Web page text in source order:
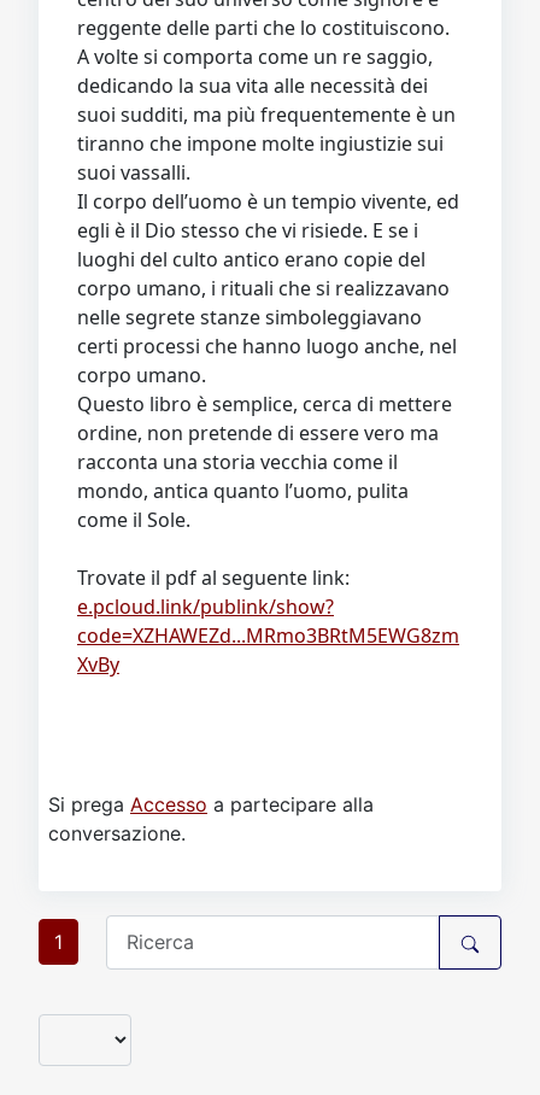
reggente delle parti che lo costituiscono.
A volte si comporta come un re saggio,
dedicando la sua vita alle necessità dei
suoi sudditi, ma più frequentemente è un
tiranno che impone molte ingiustizie sui
suoi vassalli.
Il corpo dell’uomo è un tempio vivente, ed
egli è il Dio stesso che vi risiede. E se i
luoghi del culto antico erano copie del
corpo umano, i rituali che si realizzavano
nelle segrete stanze simboleggiavano
certi processi che hanno luogo anche, nel
corpo umano.
Questo libro è semplice, cerca di mettere
ordine, non pretende di essere vero ma
racconta una storia vecchia come il
mondo, antica quanto l’uomo, pulita
come il Sole.
Trovate il pdf al seguente link:
e.pcloud.link/publink/show?
code=XZHAWEZd...MRmo3BRtM5EWG8zm
XvBy
Si prega Accesso a partecipare alla
conversazione.
1